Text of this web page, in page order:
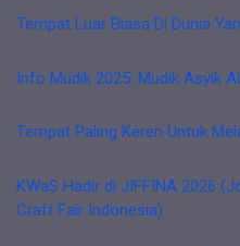
Tempat Luar Biasa Di Dunia
Info Mudik 2025: Mudik Asyik
Tempat Paling Keren Untuk
KWaS Hadir di JIFFINA 2026
Craft Fair Indonesia)